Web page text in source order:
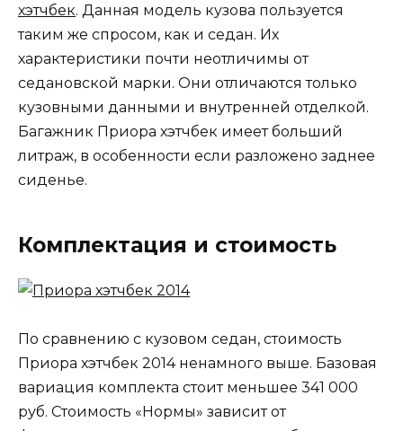
хэтчбек. Данная модель кузова пользуется
таким же спросом, как и седан. Их
характеристики почти неотличимы от
седановской марки. Они отличаются только
кузовными данными и внутренней отделкой.
Багажник Приора хэтчбек имеет больший
литраж, в особенности если разложено заднее
сиденье.
Комплектация и стоимость
По сравнению с кузовом седан, стоимость
Приора хэтчбек 2014 ненамного выше. Базовая
вариация комплекта стоит меньшее 341 000
руб. Стоимость «Нормы» зависит от